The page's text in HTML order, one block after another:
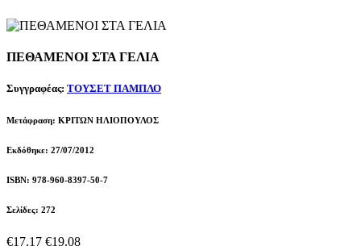
ΠΕΘΑΜΕΝΟΙ ΣΤΑ ΓΕΛΙΑ
Συγγραφέας: ΤΟΥΣΕΤ ΠΑΜΠΛΟ
Μετάφραση: ΚΡΙΤΩΝ ΗΛΙΟΠΟΥΛΟΣ
Εκδόθηκε: 27/07/2012
ISBN: 978-960-8397-50-7
Σελίδες: 272
€17.17 €19.08